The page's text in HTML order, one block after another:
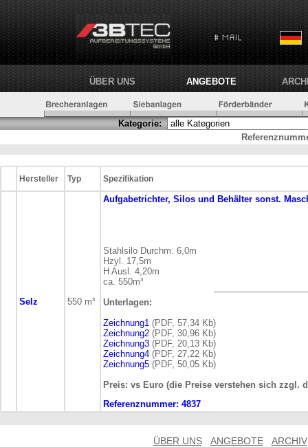
ÜBER UNS ANGEBOTE
Kategorie:
Hersteller Typ Spezifikation
Selz 550 m³
Aufgabetrichter, Silos und Behälter sonst.
Stahlsilo Durchm. 6,0m
Hzyl. 17,5m
H Ausl. 4,20m
ca. 550m³
Unterlagen:
Zeichnung1 (PDF, 57,34 Kb)
Zeichnung2 (PDF, 30,96 Kb)
Zeichnung3 (PDF, 20,13 Kb)
Zeichnung4 (PDF, 27,22 Kb)
Zeichnung5 (PDF, 50,05 Kb)
Preis: vs Euro (die Preise verstehen sich zzgl.
Referenznummer: 4837
ÜBER UNS ANGEBOTE ARCHIV